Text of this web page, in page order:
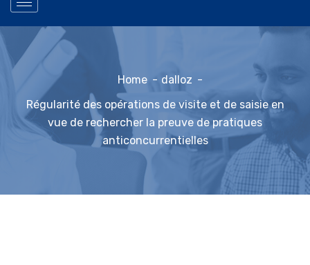
Home
dalloz
Régularité des opérations de visite et de saisie en
vue de rechercher la preuve de pratiques
anticoncurrentielles